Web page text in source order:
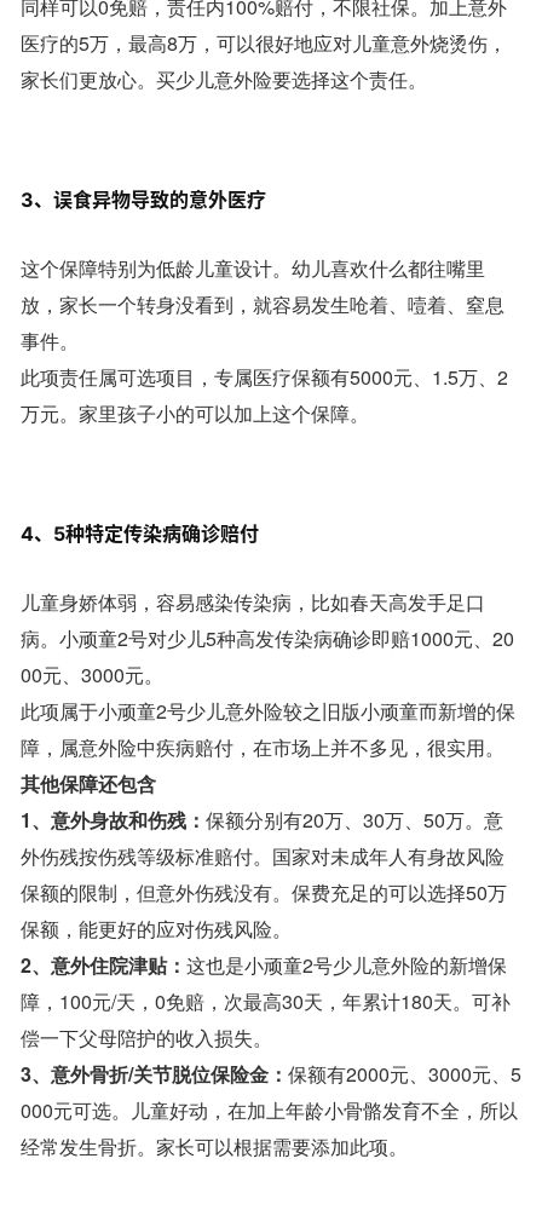
同样可以0免赔，责任内100%赔付，不限社保。加上意外
医疗的5万，最高8万，可以很好地应对儿童意外烧烫伤，
家长们更放心。买少儿意外险要选择这个责任。
3、误食异物导致的意外医疗
这个保障特别为低龄儿童设计。幼儿喜欢什么都往嘴里
放，家长一个转身没看到，就容易发生呛着、噎着、窒息
事件。
此项责任属可选项目，专属医疗保额有5000元、1.5万、2
万元。家里孩子小的可以加上这个保障。
4、5种特定传染病确诊赔付
儿童身娇体弱，容易感染传染病，比如春天高发手足口
病。小顽童2号对少儿5种高发传染病确诊即赔1000元、20
00元、3000元。
此项属于小顽童2号少儿意外险较之旧版小顽童而新增的保
障，属意外险中疾病赔付，在市场上并不多见，很实用。
其他保障还包含
1、意外身故和伤残： 保额分别有20万、30万、50万。意
外伤残按伤残等级标准赔付。国家对未成年人有身故风险
保额的限制，但意外伤残没有。保费充足的可以选择50万
保额，能更好的应对伤残风险。
2、意外住院津贴： 这也是小顽童2号少儿意外险的新增保
障，100元/天，0免赔，次最高30天，年累计180天。可补
偿一下父母陪护的收入损失。
3、意外骨折/关节脱位保险金： 保额有2000元、3000元、5
000元可选。儿童好动，在加上年龄小骨骼发育不全，所以
经常发生骨折。家长可以根据需要添加此项。